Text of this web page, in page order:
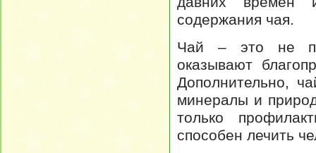
содержания чая.
Чай – это не
оказывают
Дополнительно,
минералы и
только
способен лечить